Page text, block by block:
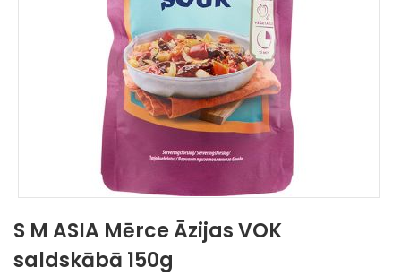
S M ASIA Mērce Āzijas VOK
saldskābā 150g